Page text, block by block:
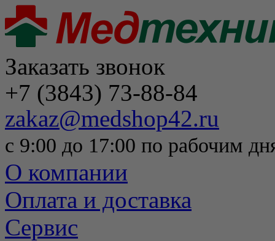
Заказать звонок
+7 (3843) 73-88-84
zakaz@medshop42.ru
с 9:00 до 17:00 по рабочим
О компании
Оплата и доставка
Сервис